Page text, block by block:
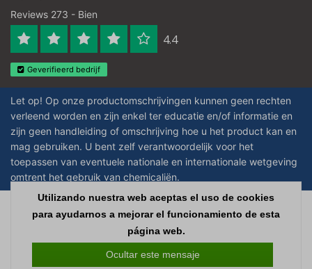
Reviews 273 - Bien
4.4
Geverifieerd bedrijf
Let op! Op onze productomschrijvingen kunnen geen rechten
verleend worden en zijn enkel ter educatie en/of informatie en
zijn geen handleiding of omschrijving hoe u het product kan en
mag gebruiken. U bent zelf verantwoordelijk voor het
toepassen van eventuele nationale en internationale wetgeving
omtrent het gebruik van chemicaliën.
baratos - All rights reserved - Theme byInStijl Media | Todos los precios no
Utilizando nuestra web aceptas el uso de cookies
para ayudarnos a mejorar el funcionamiento de esta
página web.
Ocultar este mensaje